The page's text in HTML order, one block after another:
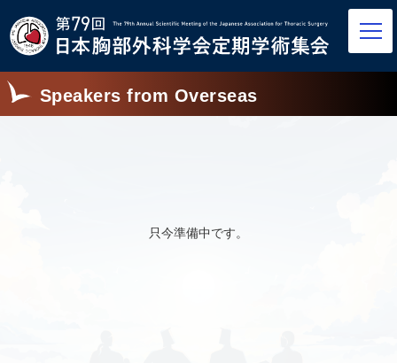
Speakers from Overseas
只今準備中です。